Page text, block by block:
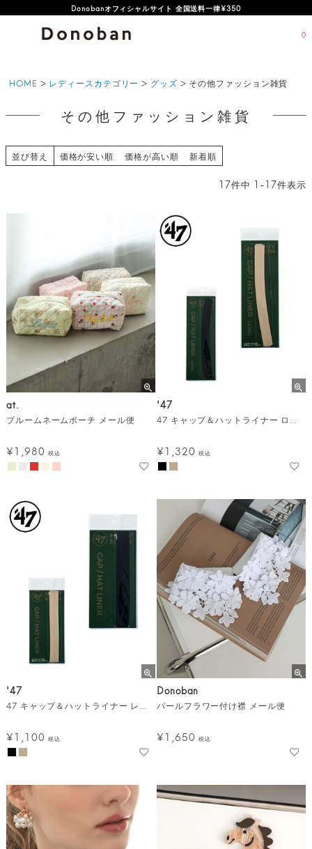
Donobanオフィシャルサイト 全国送料一律¥350
オフィシャルサイト新規会員登録特典 500ポイントプレゼント
0
HOME レディースカテゴリー グッズ その他ファッション雑貨
その他ファッション雑貨
並び替え 価格が安い順 価格が高い順 新着順
17件中 1 -17件表示
at.
ブルームネームポーチ メール便
¥1,980 税込
'47
¥1,320 税込
'47
¥1,100 税込
Donoban
パールフラワー付け襟 メール便
¥1,650 税込